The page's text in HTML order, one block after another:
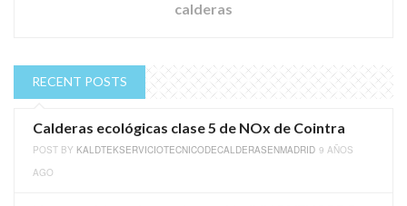
calderas
RECENT POSTS
Calderas ecológicas clase 5 de NOx de Cointra
POST BY KALDTEKSERVICIOTECNICODECALDERASENMADRID 9 AÑOS
AGO